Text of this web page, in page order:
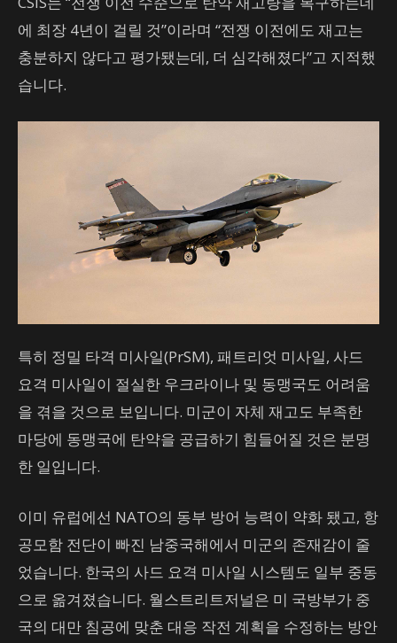
에 최장 4년이 걸릴 것”이라며 “전쟁 이전에도 재고는
충분하지 않다고 평가됐는데, 더 심각해졌다”고 지적했
습니다.
특히 정밀 타격 미사일(PrSM), 패트리엇 미사일, 사드
요격 미사일이 절실한 우크라이나 및 동맹국도 어려움
을 겪을 것으로 보입니다. 미군이 자체 재고도 부족한
마당에 동맹국에 탄약을 공급하기 힘들어질 것은 분명
한 일입니다.
이미 유럽에선 NATO의 동부 방어 능력이 약화 됐고, 항
공모함 전단이 빠진 남중국해에서 미군의 존재감이 줄
었습니다. 한국의 사드 요격 미사일 시스템도 일부 중동
으로 옮겨졌습니다. 월스트리트저널은 미 국방부가 중
국의 대만 침공에 맞춘 대응 작전 계획을 수정하는 방안